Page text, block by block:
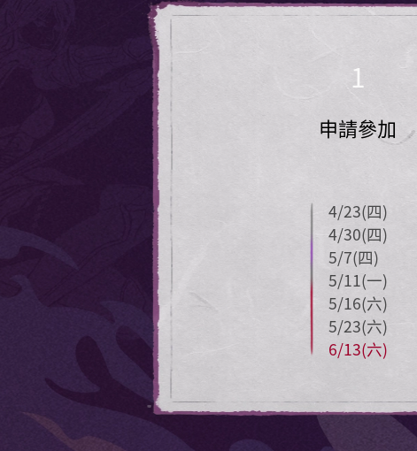
1
申請參加
4/23(四)
4/30(四)
5/7(四)
5/11(一)
5/16(六)
5/23(六)
6/13(六)